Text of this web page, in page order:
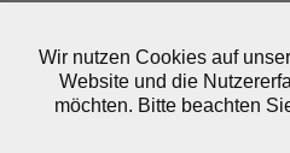
Wir nutzen Cookies auf
Website und die
möchten. Bitte beachten